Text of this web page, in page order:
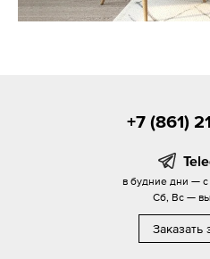
+7 (861)
в будние дни — с
Сб, Вс —
Заказать